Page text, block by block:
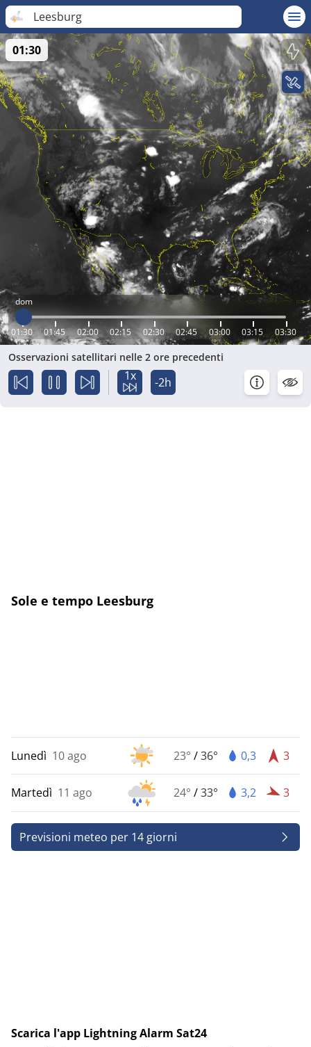
Leesburg
dom
01:30 01:45 02:00 02:15 02:30 02:45 03:00 03:15 03:30
01:30
Osservazioni satellitari nelle 2 ore precedenti
1x -2h
Sole e tempo Leesburg
Lunedì 10 ago 23° /36° 0,3 3
Martedì 11 ago 24° /33° 3,2 3
Previsioni meteo per 14 giorni
Scarica l'app Lightning Alarm Sat24